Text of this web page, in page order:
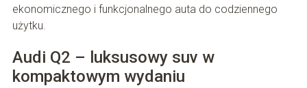
ekonomicznego i funkcjonalnego auta do codziennego
użytku.
Audi Q2 – luksusowy suv w
kompaktowym wydaniu